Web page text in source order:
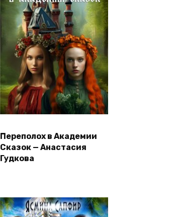
Переполох в Академии
Сказок — Анастасия
Гудкова